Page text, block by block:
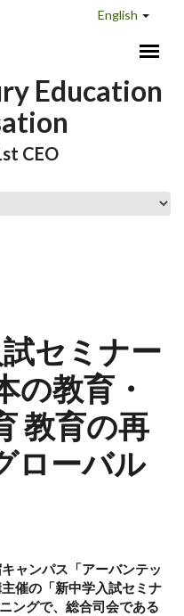
English
Education
CEO
セミナー
の教育・
教育の再
ローバル
ャンパス「アーバンテッ
催の「新中学入試セミナ
ングで、総合司会である